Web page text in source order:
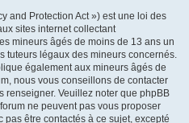
and Protection Act ») est une loi des
sites internet collectant
mineurs âgés de moins de 13 ans un
tuteurs légaux des mineurs concernés.
également aux mineurs âgés de
nous vous conseillons de contacter
Veuillez noter que phpBB
ne peuvent pas vous proposer
être contactés à ce sujet, excepté